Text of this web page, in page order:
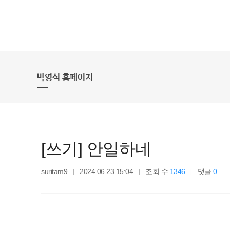
박영식 홈페이지
[쓰기] 안일하네
suritam9 2024.06.23 15:04 조회 수 1346 댓글0